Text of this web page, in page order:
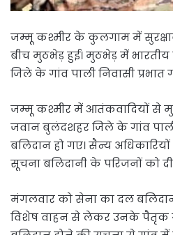
जम्मू कश्मीर के कुलगाम में
बीच मुठभेड़ हुई। मुठभेड़ में
जिले के गांव पाली निवासी प्रभात
जम्मू कश्मीर में आतंकवादियों से
जवान बुलंदशहर जिले के गांव पाली
बलिदान हो गए। सैन्य
सूचना बलिदानी के परिजनों को
मंगलवार को सेना का दल
विशेष वाहन से लेकर उनके पैतृक